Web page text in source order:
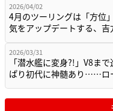
2026/04/02
4月のツーリングは「方位
気をアップデートする、
2026/03/31
「潜水艦に変身?!」V8ま
ぱり初代に神髄あり……